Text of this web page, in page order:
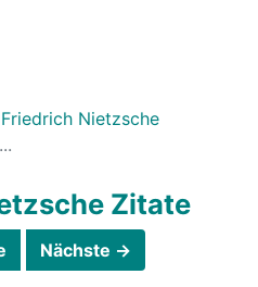
Friedrich Nietzsche
Zitate
Nächste →